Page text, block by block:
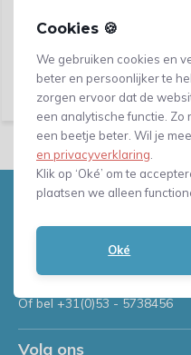
Cookies 🍪
We gebruiken cookies en
beter en persoonlijker te
zorgen ervoor dat de
een analytische functie.
een beetje beter. Wil je
en privacyverklaring
Klik op ‘Oké’ om te
plaatsen we alleen
Oké
Vergelijk
3,97
(3,28 Excl. btw)
Neem gerust contact
Mail naar
Of bel+31(0)53 - 5738456
Volg ons